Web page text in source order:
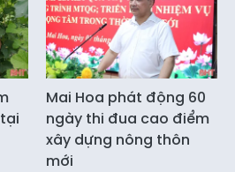
Mai Hoa phát động 60
ngày thi đua cao điểm
xây dựng nông thôn
mới